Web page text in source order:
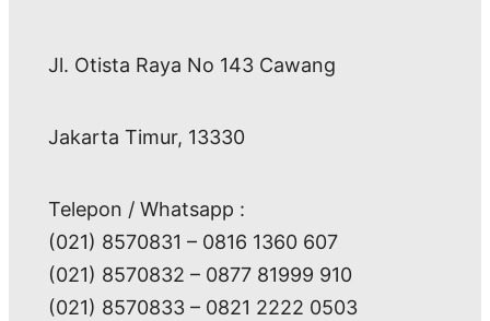
Jl. Otista Raya No 143 Cawang
Jakarta Timur, 13330
Telepon / Whatsapp :
(021) 8570831 – 0816 1360 607
(021) 8570832 – 0877 81999 910
(021) 8570833 – 0821 2222 0503